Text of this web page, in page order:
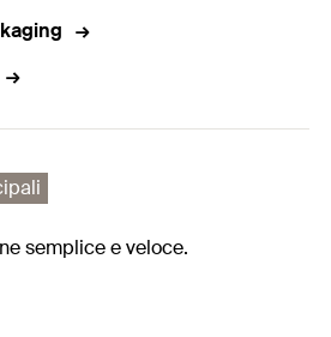
semplice e veloce.